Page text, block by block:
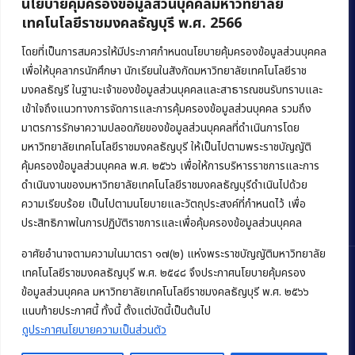
นโยบายคุ้มครองข้อมูลส่วนบุคคลมหาวิทยาลัย
เทคโนโลยีราชมงคลธัญบุรี พ.ศ. 2566
โดยที่เป็นการสมควรให้มีประกาศกำหนดนโยบายคุ้มครองข้อมูลส่วนบุคคล
เพื่อให้บุคลากรนักศึกษา นักเรียนในสังกัดมหาวิทยาลัยเทคโนโลยีราช
มงคลธัญรี ในฐานะเจ้าของข้อมูลส่วนบุคคลและสาธารณชนรับทราบและ
เข้าใจถึงแนวทางการจัดการและการคุ้มครองข้อมูลส่วนบุคคล รวมถึง
มาตรการรักษาความปลอดภัยของข้อมูลส่วนบุคคลที่ดำเนินการโดย
มหาวิทยาลัยเทคโนโลยีราชมงคลธัญบุรี ให้เป็นไปตามพระราชบัญญัติ
คุ้มครองข้อมูลส่วนบุคคล พ.ศ. ๒๕๖๖ เพื่อให้การบริหารราชการและการ
ดำเนินงานของมหาวิทยาลัยเทคโนโลยีราชมงคลธัญบุรีดำเนินไปด้วย
ความเรียบร้อย เป็นไปตามนโยบายและวัตถุประสงค์ที่กำหนดไว้ เพื่อ
ประสิทธิภาพในการปฏิบัติราชการและเพื่อคุ้มครองข้อมูลส่วนบุคคล
อาศัยอำนาจตามความในมาตรา ๑๗(๒) แห่งพระราชบัญญัติมหาวิทยาลัย
เทคโนโลยีราชมงคลธัญบุรี พ.ศ. ๒๕๔๘ จึงประกาศนโยบายคุ้มครอง
ข้อมูลส่วนบุคคล มหาวิทยาลัยเทคโนโลยีราชมงคลธัญบุรี พ.ศ. ๒๕๖๖
แนบท้ายประกาศนี้ ทั้งนี้ ตั้งแต่บัดนี้เป็นต้นไป
ดูประกาศนโยบายความเป็นส่วนตัว
คณะบริหารธุรกิจ
มหาวิทยาลัยเทคโนโลยีราชมงคลธัญบุรี
39 หมู่ 1 ถนนรังสิต-นครนายก ตำบลคลองหก
อำเภอคลองหลวง จังหวัดปทุมธานี 12120
Phone:+66 (0) 2549 3243,+66 (0) 2549 3241
E-mail:bus@rmutt.ac.th
Copyright © 2022 คณะบริหารธุรกิจ มหาวิทยาลัยเทคโนโลยีราชมงคล
ธัญบุรี